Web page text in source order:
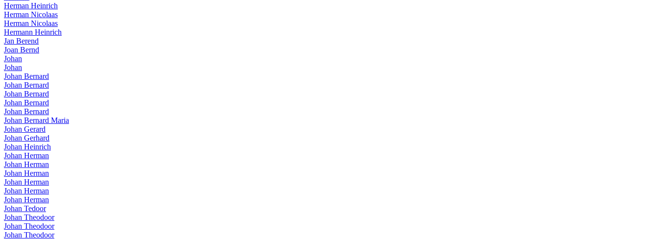
Herman Heinrich
Herman Nicolaas
Herman Nicolaas
Hermann Heinrich
Jan Berend
Joan Bernd
Johan
Johan
Johan Bernard
Johan Bernard
Johan Bernard
Johan Bernard
Johan Bernard
Johan Bernard Maria
Johan Gerard
Johan Gerhard
Johan Heinrich
Johan Herman
Johan Herman
Johan Herman
Johan Herman
Johan Herman
Johan Herman
Johan Tedoor
Johan Theodoor
Johan Theodoor
Johan Theodoor